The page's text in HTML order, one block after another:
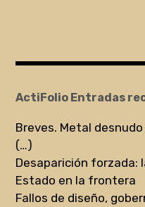
ActiFolio Entradas
Breves. Metal
(…)
Desaparición forzada:
Estado en la frontera
Fallos de diseño,